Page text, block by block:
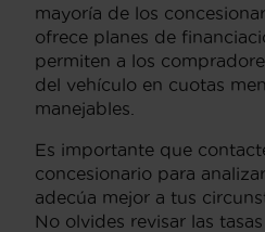
mayoría de los
ofrece planes de
permiten a los
del vehículo en cuotas
manejables.
Es importante que
concesionario para
adecúa mejor a tus
No olvides revisar las